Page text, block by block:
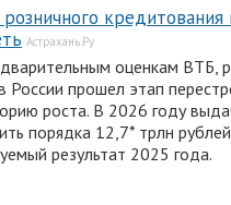
Астрахань.Ру
оценкам ВТБ,
России прошел этап
роста. В 2026 году
порядка 12,7* трлн
результат 2025 года.